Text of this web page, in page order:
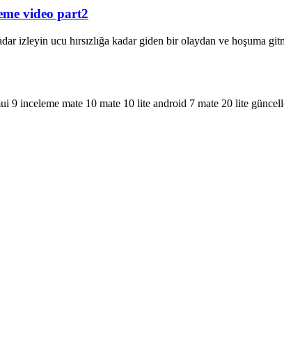
video part2
izleyin ucu hırsızlığa kadar giden bir olaydan ve hoşuma
9 inceleme mate 10 mate 10 lite android 7 mate 20 lite